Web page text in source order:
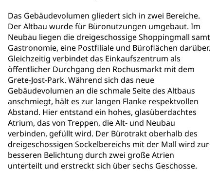
Das Gebäudevolumen gliedert sich in zwei Bereiche.
Der Altbau wurde für Büronutzungen umgebaut. Im
Neubau liegen die dreigeschossige Shoppingmall samt
Gastronomie, eine Postfiliale und Büroflächen darüber.
Gleichzeitig verbindet das Einkaufszentrum als
öffentlicher Durchgang den Rochusmarkt mit dem
Grete-Jost-Park. Während sich das neue
Gebäudevolumen an die schmale Seite des Altbaus
anschmiegt, hält es zur langen Flanke respektvollen
Abstand. Hier entstand ein hohes, glasüberdachtes
Atrium, das von Treppen, die Alt- und Neubau
verbinden, gefüllt wird. Der Bürotrakt oberhalb des
dreigeschossigen Sockelbereichs mit der Mall wird zur
besseren Belichtung durch zwei große Atrien
unterteilt und erstreckt sich über sechs Geschosse.